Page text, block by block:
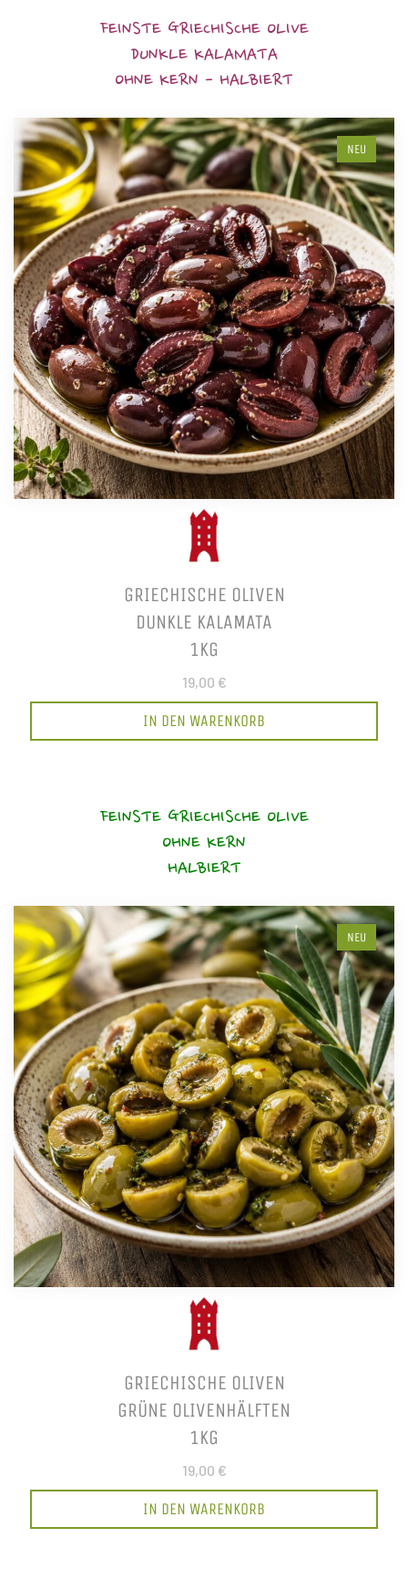
FEINSTE GRIECHISCHE OLIVE
DUNKLE KALAMATA
OHNE KERN - HALBIERT
NEU
GRIECHISCHE OLIVEN
DUNKLE KALAMATA
1KG
19,00 €
IN DEN WARENKORB
FEINSTE GRIECHISCHE OLIVE
OHNE KERN
HALBIERT
NEU
GRIECHISCHE OLIVEN
GRÜNE OLIVENHÄLFTEN
1KG
19,00 €
IN DEN WARENKORB